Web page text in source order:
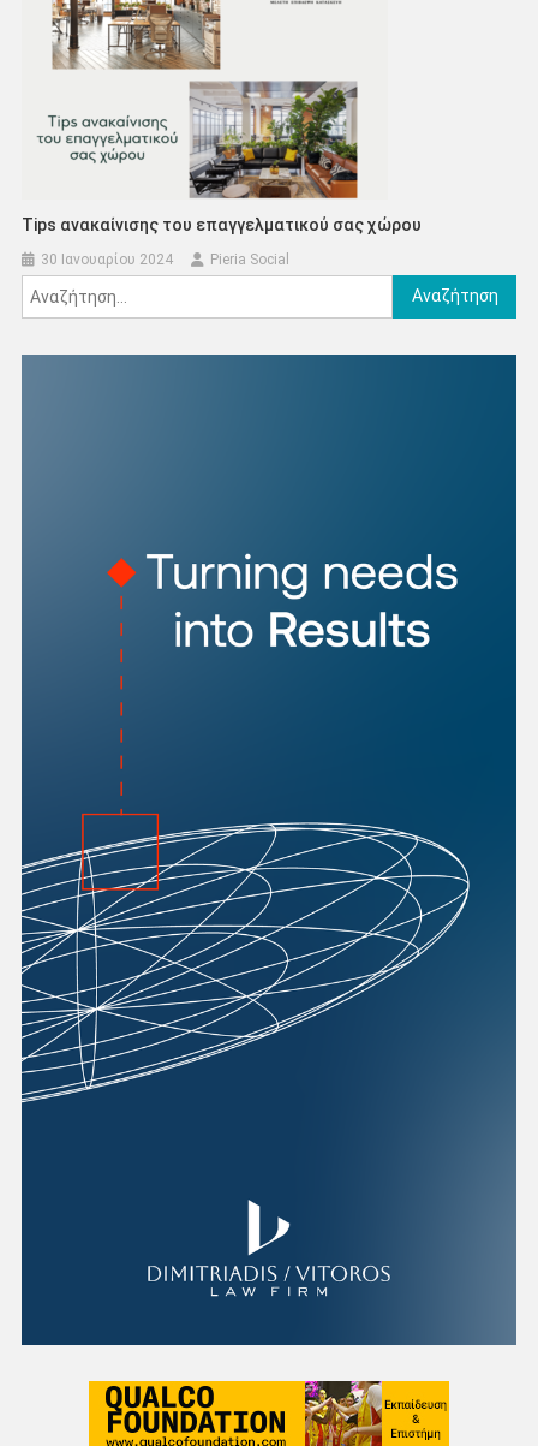
Tips ανακαίνισης του επαγγελματικού σας χώρου
30 Ιανουαρίου 2024 Pieria Social
Αναζήτηση
για: